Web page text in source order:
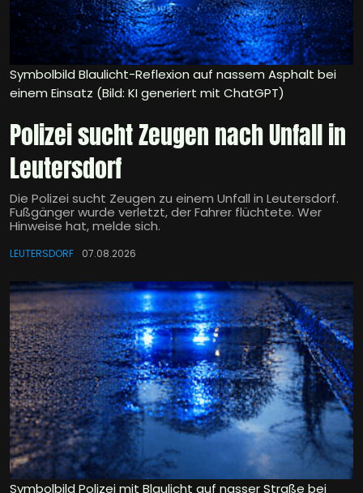
Symbolbild Blaulicht-Reflexion auf nassem Asphalt bei
einem Einsatz (Bild: KI generiert mit ChatGPT)
Polizei sucht Zeugen nach Unfall in
Leutersdorf
Die Polizei sucht Zeugen zu einem Unfall in Leutersdorf.
Fußgänger wurde verletzt, der Fahrer flüchtete. Wer
Hinweise hat, melde sich.
LEUTERSDORF 07.08.2026
Symbolbild Polizei mit Blaulicht auf nasser Straße bei